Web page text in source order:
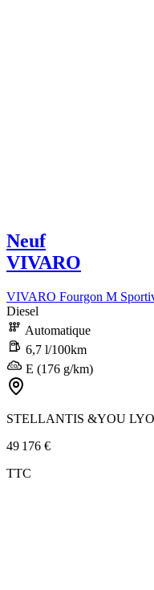
Neuf
VIVARO
VIVARO Fourgon M
Diesel
Automatique
6,7 l/100km
E (176 g/km)
STELLANTIS &YOU
49 176 €
TTC